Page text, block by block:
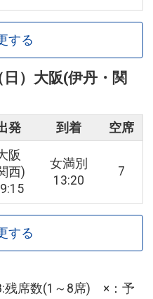
する
） 大阪(伊丹・関
発 到着 空席
阪
西)
女満別
13:20
7
する
残席数(1～8席) ×：予